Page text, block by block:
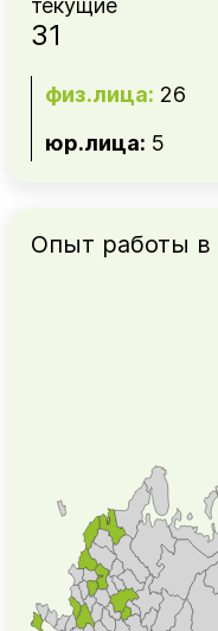
текущие
31
физ.лица: 26
юр.лица: 5
Опыт работы в